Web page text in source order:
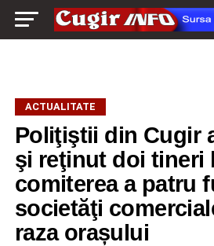
ACTUALITATE
Poliţiştii din Cugir
şi reţinut doi tineri
comiterea a patru
societăţi
raza orașului